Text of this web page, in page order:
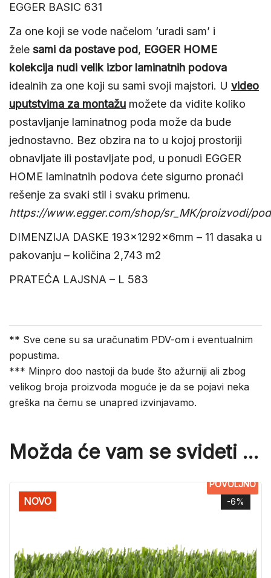
EGGER BASIC 631
Za one koji se vode načelom ‘uradi sam’ i
žele sami da postave pod, EGGER HOME
kolekcija nudi velik izbor laminatnih podova
idealnih za one koji su sami svoji majstori. U video
uputstvima za montažu možete da vidite koliko
postavljanje laminatnog poda može da bude
jednostavno. Bez obzira na to u kojoj prostoriji
obnavljate ili postavljate pod, u ponudi EGGER
HOME laminatnih podova ćete sigurno pronaći
rešenje za svaki stil i svaku primenu.
https://www.egger.com/shop/sr_MK/proizvodi/
DIMENZIJA DASKE 193x1292x6mm – 11 dasaka u
pakovanju – količina 2,743 m2
PRATEĆA LAJSNA – L 583
** Sve cene su sa uračunatim PDV-om i eventualnim
popustima.
*** Minpro doo nastoji da bude što ažurniji ali zbog
velikog broja proizvoda moguće je da se pojavi neka
greška na čemu se unapred izvinjavamo.
Možda će vam se svideti …
-6%
NOVO
POVOLJNO